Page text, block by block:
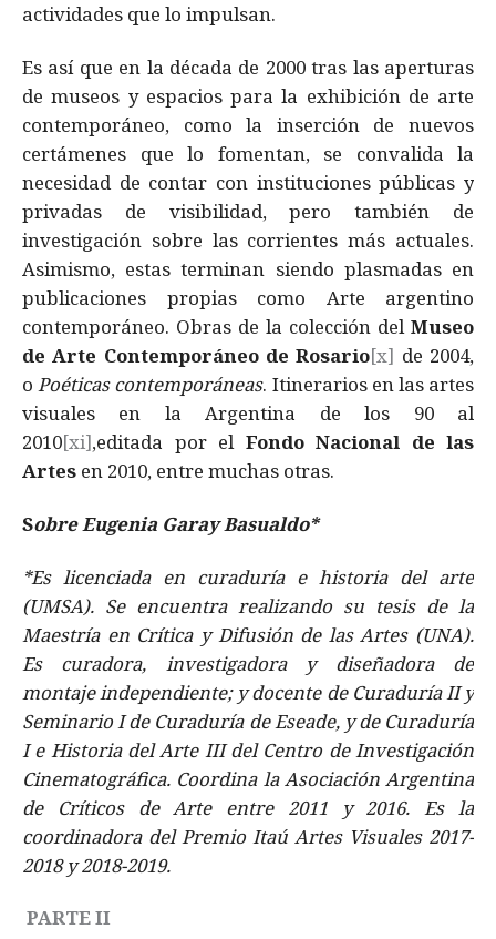
actividades que lo impulsan.
Es así que en la década de 2000 tras las aperturas
de museos y espacios para la exhibición de arte
contemporáneo, como la inserción de nuevos
certámenes que lo fomentan, se convalida la
necesidad de contar con instituciones públicas y
privadas de visibilidad, pero también de
investigación sobre las corrientes más actuales.
Asimismo, estas terminan siendo plasmadas en
publicaciones propias como Arte argentino
contemporáneo. Obras de la colección del Museo
de Arte Contemporáneo de Rosario[x] de 2004,
o Poéticas contemporáneas. Itinerarios en las artes
visuales en la Argentina de los 90 al
2010[xi],editada por el Fondo Nacional de las
Artes en 2010, entre muchas otras.
Sobre Eugenia Garay Basualdo*
*Es licenciada en curaduría e historia del arte
(UMSA). Se encuentra realizando su tesis de la
Maestría en Crítica y Difusión de las Artes (UNA).
Es curadora, investigadora y diseñadora de
montaje independiente; y docente de Curaduría II y
Seminario I de Curaduría de Eseade, y de Curaduría
I e Historia del Arte III del Centro de Investigación
Cinematográfica. Coordina la Asociación Argentina
de Críticos de Arte entre 2011 y 2016. Es la
coordinadora del Premio Itaú Artes Visuales 2017-
2018 y 2018-2019.
PARTE II